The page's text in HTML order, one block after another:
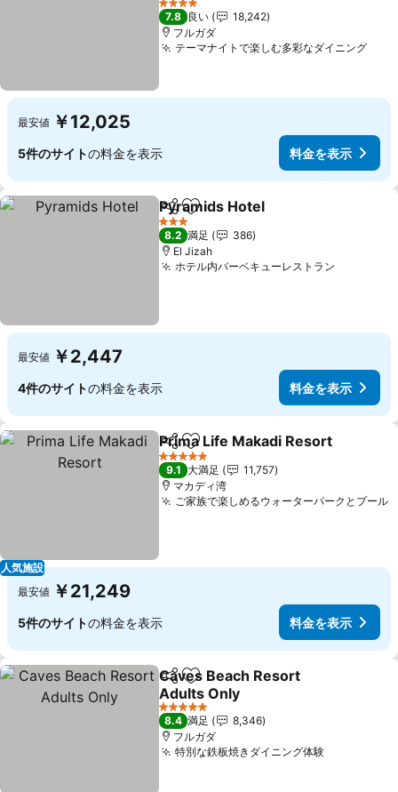
4 ホテルのランク
7.8 良い
18,242
フルガダ
テーマナイトで楽しむ多彩なダイニング
最安値 ￥12,025
5件のサイトの料金を表示 料金を表示
シェアお気に入りに追加
Pyramids Hotel
3 ホテルのランク
8.2 満足
386
El Jizah
ホテル内バーベキューレストラン
最安値 ￥2,447
4件のサイトの料金を表示 料金を表示
人気施設
シェアお気に入りに追加
Prima Life Makadi Resort
5 ホテルのランク
9.1 大満足
11,757
マカディ湾
ご家族で楽しめるウォーターパークとプール
最安値 ￥21,249
5件のサイトの料金を表示 料金を表示
シェアお気に入りに追加
Caves Beach Resort
Adults Only
5 ホテルのランク
8.4 満足
8,346
フルガダ
特別な鉄板焼きダイニング体験